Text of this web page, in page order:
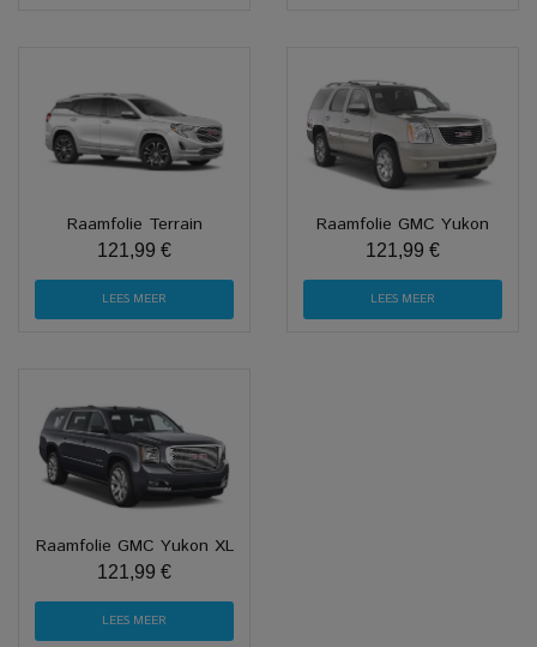
Raamfolie Terrain
121,99 €
LEES MEER
Raamfolie GMC Yukon
121,99 €
LEES MEER
Raamfolie GMC Yukon XL
121,99 €
LEES MEER